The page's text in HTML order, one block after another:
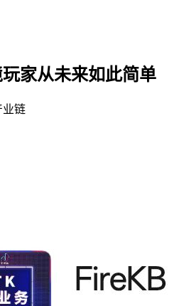
家从未来如此简单
业链